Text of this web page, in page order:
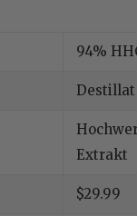
94%
Destillat
Extrakt
$29.99